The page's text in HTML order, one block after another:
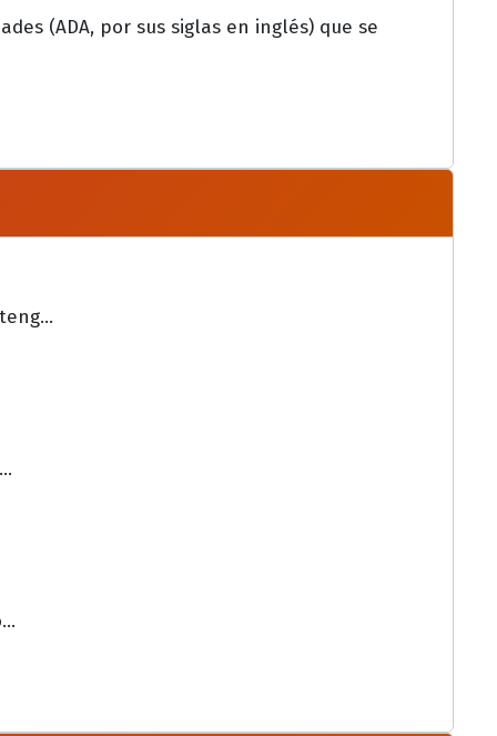
(ADA, por sus siglas en inglés) que se